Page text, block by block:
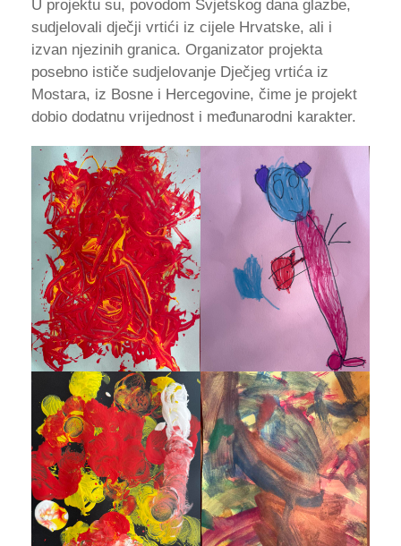
U projektu su, povodom Svjetskog dana glazbe,
sudjelovali dječji vrtići iz cijele Hrvatske, ali i
izvan njezinih granica. Organizator projekta
posebno ističe sudjelovanje Dječjeg vrtića iz
Mostara, iz Bosne i Hercegovine, čime je projekt
dobio dodatnu vrijednost i međunarodni karakter.